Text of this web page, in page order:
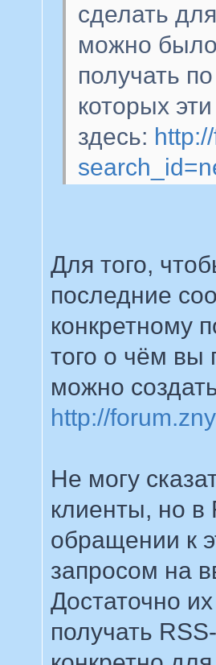
сделать
можно
получать
которых
здесь:
Для того,
последние
конкретному
того о чём вы
можно
http://
Не могу
клиенты, но в
обращении к
запросом на
Достаточно
получать